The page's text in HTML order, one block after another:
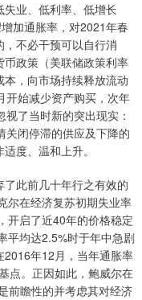
业、低利率、低增长
加通胀率，对2021年春
不必干预可以自行消
政策（美联储政策利率
，向市场持续释放流动
开始减少资产购买，次年
了当时新的突出现实：
关闭停滞的供应及下降的
度、温和上升。
此前几十年行之有效的
尔在经济复苏初期失业率
开启了近40年的价格稳定
平均达2.5%时于年中急剧
2016年12月，当年通胀率
点。正因如此，鲍威尔在
前瞻性的并考虑其对经济